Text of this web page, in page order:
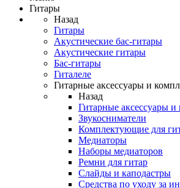
Гитары
Назад
Гитары
Акустические бас-гитары
Акустические гитары
Бас-гитары
Гиталеле
Гитарные аксессуары и
Назад
Гитарные аксессуары
Звукосниматели
Комплектующие для
Медиаторы
Наборы медиаторов
Ремни для гитар
Слайды и каподастры
Средства по уходу за